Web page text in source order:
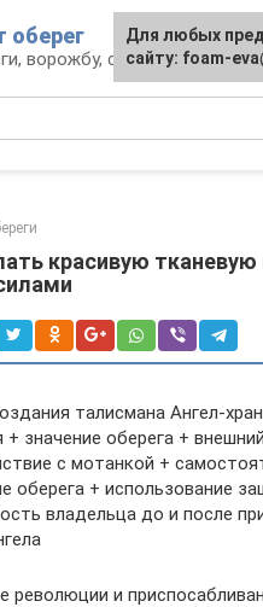
оберег
ворожбу, сны и гадания
красивую тканевую
талисмана Ангел-
значение оберега +
с мотанкой +
оберега + использование
владельца до и после
революции и
Для любых
сайту: foam-